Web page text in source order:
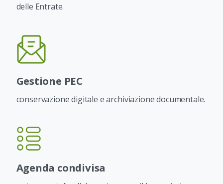
delle Entrate.
Gestione PEC
conservazione digitale e archiviazione documentale.
Agenda condivisa